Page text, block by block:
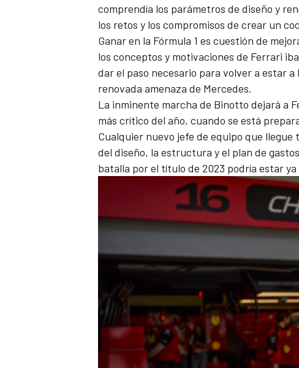
comprendía los parámetros de diseño y
los retos y los compromisos de crear un
Ganar en la Fórmula 1 es cuestión de
los conceptos y motivaciones de Ferrari
dar el paso necesario para volver a estar
renovada amenaza de Mercedes.
La inminente marcha de Binotto dejará a
más crítico del año, cuando se está
Cualquier nuevo jefe de equipo que
del diseño, la estructura y el plan de
batalla por el título de 2023 podría estar